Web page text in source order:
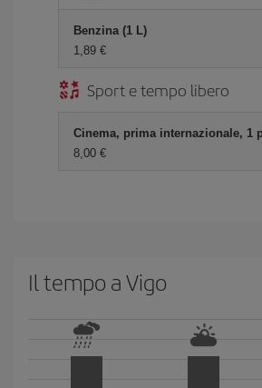
Benzina (1 L)
1,89 €
Sport e tempo libero
Cinema, prima internazionale, 1
8,00 €
Il tempo a Vigo